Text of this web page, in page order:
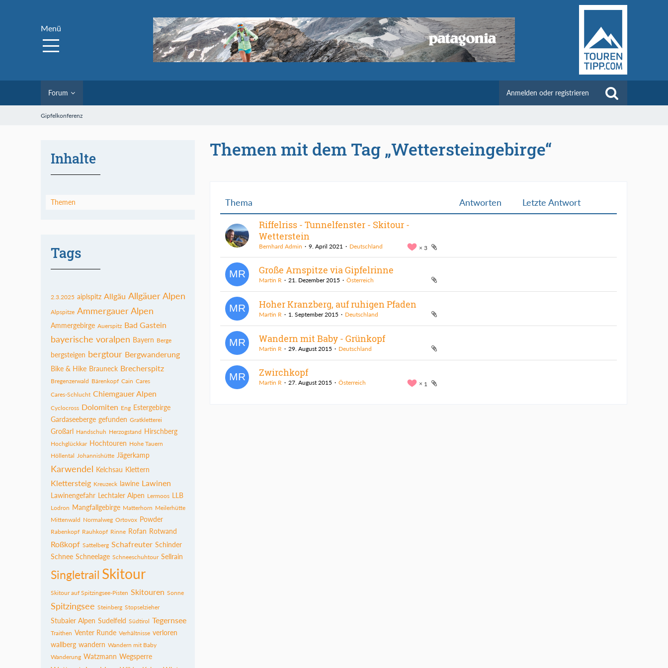
Menü
Forum Anmelden oder registrieren
Gipfelkonferenz
Inhalte
Themen
Tags
2.3.2025 aiplspitz Allgäu Allgäuer Alpen
Alpspitze Ammergauer Alpen
Ammergebirge Auerspitz Bad Gastein
bayerische voralpen Bayern Berge
bergsteigen bergtour Bergwanderung
Bike & Hike Brauneck Brecherspitz
Bregenzerwald Bärenkopf Cain Cares
Cares-Schlucht Chiemgauer Alpen
Cyclocross Dolomiten Eng Estergebirge
Gardaseeberge gefunden Gratkletterei
Großarl Handschuh Herzogstand Hirschberg
Hochglückkar Hochtouren Hohe Tauern
Höllental Johannishütte Jägerkamp
Karwendel Kelchsau Klettern
Klettersteig Kreuzeck lawine Lawinen
Lawinengefahr Lechtaler Alpen Lermoos LLB
Lodron Mangfallgebirge Matterhorn Meilerhütte
Mittenwald Normalweg Ortovox Powder
Rabenkopf Rauhkopf Rinne Rofan Rotwand
Roßkopf Sattelberg Schafreuter Schinder
Schnee Schneelage Schneeschuhtour Sellrain
Singletrail Skitour
Skitour auf Spitzingsee-Pisten Skitouren Sonne
Spitzingsee Steinberg Stopselzieher
Stubaier Alpen Sudelfeld Südtirol Tegernsee
Traithen Venter Runde Verhältnisse verloren
wallberg wandern Wandern mit Baby
Wanderung Watzmann Wegsperre
Themen mit dem Tag „Wettersteingebirge“
Thema Antworten Letzte Antwort
Riffelriss - Tunnelfenster - Skitour -
Wetterstein
3
Bernhard Admin 9. April 2021 Deutschland
Große Arnspitze via Gipfelrinne
Martin R 21. Dezember 2015 Österreich
Hoher Kranzberg, auf ruhigen Pfaden
Martin R 1. September 2015 Deutschland
Wandern mit Baby - Grünkopf
Martin R 29. August 2015 Deutschland
Zwirchkopf
1
Martin R 27. August 2015 Österreich